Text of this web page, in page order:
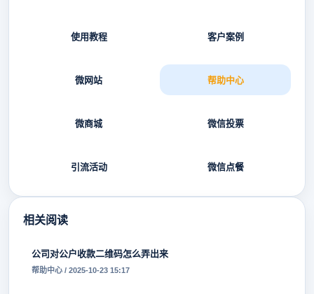
使用教程 客户案例
微网站 帮助中心
微商城 微信投票
引流活动 微信点餐
相关阅读
公司对公户收款二维码怎么弄出来
帮助中心 / 2025-10-23 15:17